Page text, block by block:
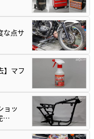
な点サ
】マフ
ョッ
…